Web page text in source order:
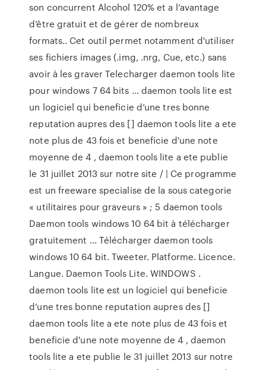
son concurrent Alcohol 120% et a l’avantage
d’être gratuit et de gérer de nombreux
formats.. Cet outil permet notamment d'utiliser
ses fichiers images (.img, .nrg, Cue, etc.) sans
avoir à les graver Telecharger daemon tools lite
pour windows 7 64 bits ... daemon tools lite est
un logiciel qui beneficie d’une tres bonne
reputation aupres des [] daemon tools lite a ete
note plus de 43 fois et beneficie d'une note
moyenne de 4 , daemon tools lite a ete publie
le 31 juillet 2013 sur notre site / | Ce programme
est un freeware specialise de la sous categorie
« utilitaires pour graveurs » ; 5 daemon tools
Daemon tools windows 10 64 bit à télécharger
gratuitement ... Télécharger daemon tools
windows 10 64 bit. Tweeter. Platforme. Licence.
Langue. Daemon Tools Lite. WINDOWS .
daemon tools lite est un logiciel qui beneficie
d’une tres bonne reputation aupres des []
daemon tools lite a ete note plus de 43 fois et
beneficie d'une note moyenne de 4 , daemon
tools lite a ete publie le 31 juillet 2013 sur notre